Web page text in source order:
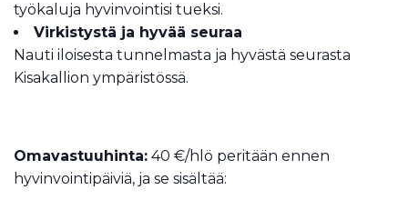
työkaluja hyvinvointisi tueksi.
Virkistystä ja hyvää seuraa
Nauti iloisesta tunnelmasta ja hyvästä seurasta
Kisakallion ympäristössä.
Omavastuuhinta: 40 €/hlö peritään ennen
hyvinvointipäiviä, ja se sisältää: